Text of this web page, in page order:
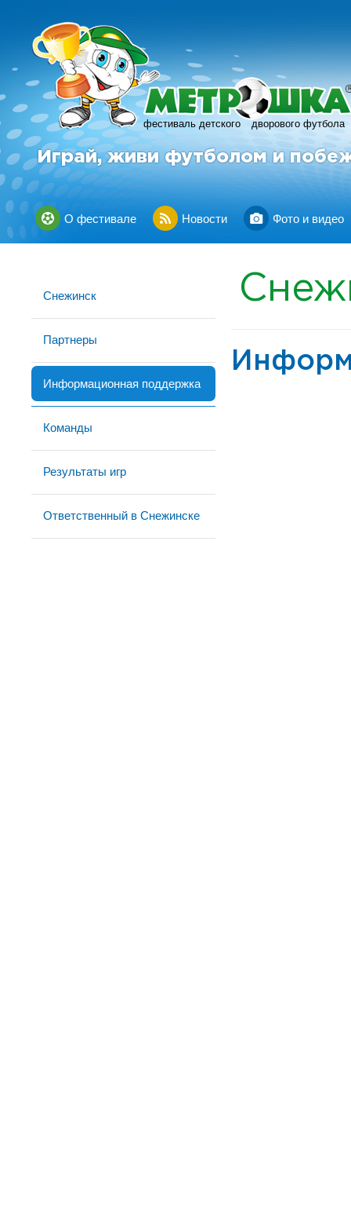
фестиваль детского дворового футбола
R
Играй, живи футболом и
О фестивале Новости Фото и видео
Снежинск
Партнеры
Информационная поддержка
Команды
Результаты игр
Ответственный в Снежинске